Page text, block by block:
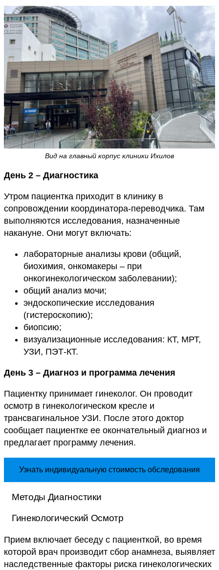
Вид на главный корпус клиники Ихилов
День 2 – Диагностика
Утром пациентка приходит в клинику в
сопровождении координатора-переводчика. Там
выполняются исследования, назначенные
накануне. Они могут включать:
лабораторные анализы крови (общий,
биохимия, онкомакеры – при
онкогинекологическом заболевании);
общий анализ мочи;
эндоскопические исследования
(гистероскопию);
биопсию;
визуализационные исследования: КТ, МРТ,
УЗИ, ПЭТ-КТ.
День 3 – Диагноз и программа лечения
Пациентку принимает гинеколог. Он проводит
осмотр в гинекологическом кресле и
трансвагинальное УЗИ. После этого доктор
сообщает пациентке ее окончательный диагноз и
предлагает программу лечения.
Узнать индивидуальную стоимость обследования
Методы Диагностики
Гинекологический Осмотр
Прием включает беседу с пациенткой, во время
которой врач производит сбор анамнеза, выявляет
наследственные факторы риска гинекологических